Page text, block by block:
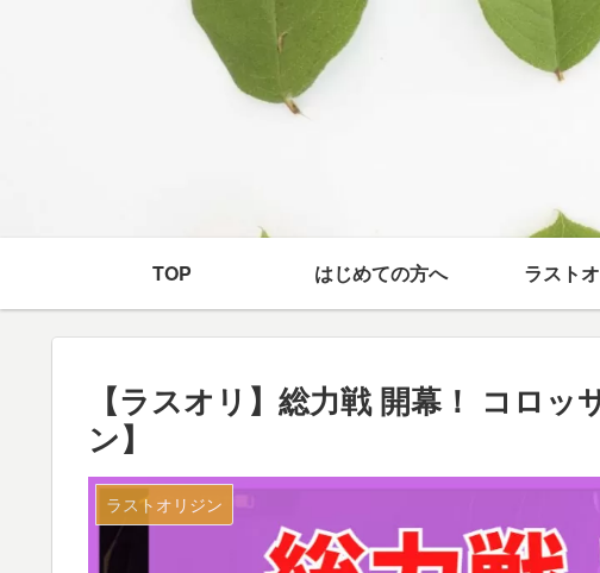
TOP はじめての方へ ラスト
【ラスオリ】総力戦 開幕！ コロ
ン】
ラストオリジン